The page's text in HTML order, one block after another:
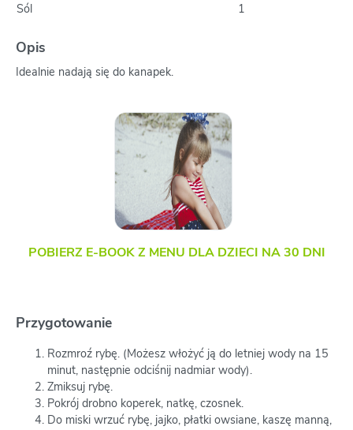
Sól
1
Opis
Idealnie nadają się do kanapek.
POBIERZ E-BOOK Z MENU DLA DZIECI NA 30 DNI
Przygotowanie
Rozmroź rybę. (Możesz włożyć ją do letniej wody na 15
minut, następnie odciśnij nadmiar wody).
Zmiksuj rybę.
Pokrój drobno koperek, natkę, czosnek.
Do miski wrzuć rybę, jajko, płatki owsiane, kaszę manną,